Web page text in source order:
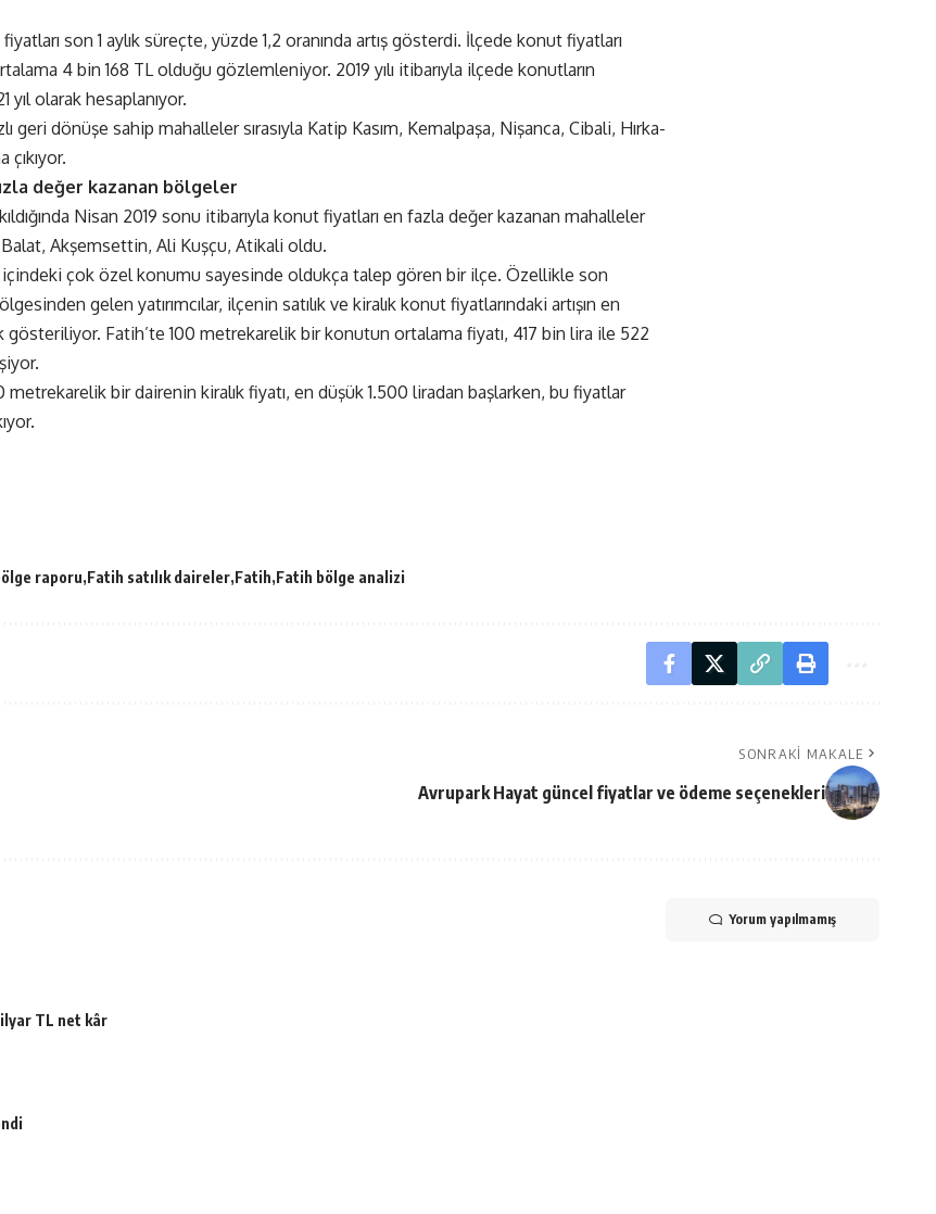
son 1 aylık süreçte, yüzde 1,2 oranında artış gösterdi. İlçede konut fiyatları
4 bin 168 TL olduğu gözlemleniyor. 2019 yılı itibarıyla ilçede konutların
yıl olarak hesaplanıyor.
geri dönüşe sahip mahalleler sırasıyla Katip Kasım, Kemalpaşa, Nişanca, Cibali, Hırka-
değer kazanan bölgeler
Nisan 2019 sonu itibarıyla konut fiyatları en fazla değer kazanan mahalleler
Balat, Akşemsettin, Ali Kuşçu, Atikali oldu.
içindeki çok özel konumu sayesinde oldukça talep gören bir ilçe. Özellikle son
gelen yatırımcılar, ilçenin satılık ve kiralık konut fiyatlarındaki artışın en
Fatih’te 100 metrekarelik bir konutun ortalama fiyatı, 417 bin lira ile 522
metrekarelik bir dairenin kiralık fiyatı, en düşük 1.500 liradan başlarken, bu fiyatlar
raporu Fatih satılık daireler Fatih Fatih bölge analizi
SONRAKI MAKALE
Avrupark Hayat güncel fiyatlar ve ödeme seçenekleri
Yorum yapılmamış
TL net kâr